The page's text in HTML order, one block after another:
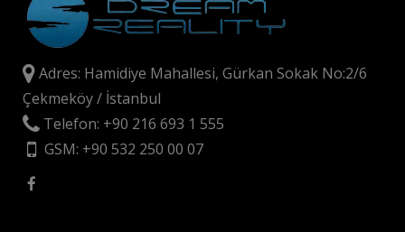
Adres: Hamidiye Mahallesi, Gürkan Sokak No:2/6
Çekmeköy / İstanbul
Telefon: +90 216 693 1 555
GSM: +90 532 250 00 07